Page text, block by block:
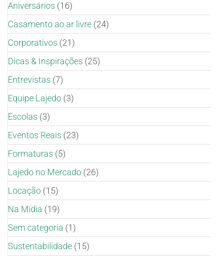
Aniversários (16)
Casamento ao ar livre (24)
Corporativos (21)
Dicas & Inspirações (25)
Entrevistas (7)
Equipe Lajedo (3)
Escolas (3)
Eventos Reais (23)
Formaturas (5)
Lajedo no Mercado (26)
Locação (15)
Na Mídia (19)
Sem categoria (1)
Sustentabilidade (15)